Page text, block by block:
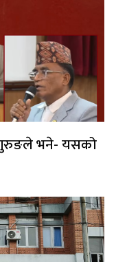
गुरुङले भने- यसको